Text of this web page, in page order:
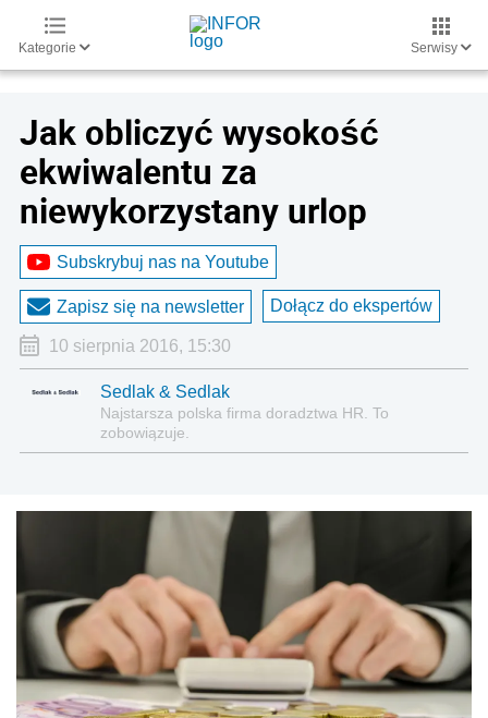
Kategorie Serwisy
Jak obliczyć wysokość
ekwiwalentu za
niewykorzystany urlop
Subskrybuj nas na Youtube
Zapisz się na newsletter Dołącz do ekspertów
10 sierpnia 2016, 15:30
Sedlak & Sedlak
Najstarsza polska firma doradztwa HR. To
zobowiązuje.